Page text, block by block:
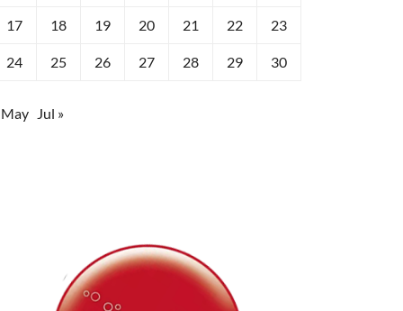
17 18 19 20 21 22 23
24 25 26 27 28 29 30
May Jul »